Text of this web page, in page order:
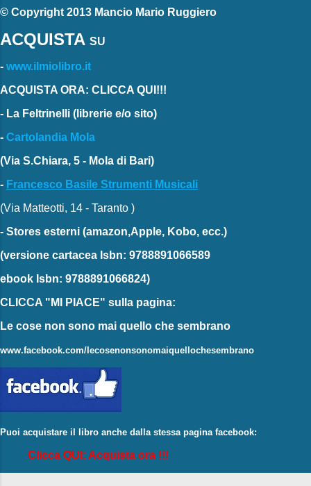
© Copyright 2013 Mancio Mario Ruggiero
ACQUISTA SU
- www.ilmiolibro.it
ACQUISTA ORA: CLICCA QUI!!!
- La Feltrinelli (librerie e/o sito)
- Cartolandia Mola
(Via S.Chiara, 5 - Mola di Bari)
- Francesco Basile Strumenti Musicali
(Via Matteotti, 14 - Taranto )
- Stores esterni (amazon,Apple, Kobo, ecc.)
(versione cartacea Isbn: 9788891066589
ebook Isbn: 9788891066824)
CLICCA "MI PIACE" sulla pagina:
Le cose non sono mai quello che sembrano
www.facebook.com/lecosenonsonomaiquellochesembrano
Puoi acquistare il libro anche dalla stessa pagina facebook:
Clicca QUI: Acquista ora !!!